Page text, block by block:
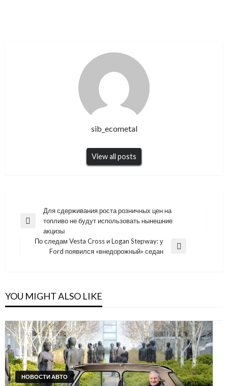
sib_ecometal
View all posts
Навигация
по
записям
Previous
Для сдерживания роста розничных цен на
топливо не будут использовать нынешние
акцизы
По следам Vesta Cross и Logan Stepway: у
Ford появился «внедорожный» седан
YOU MIGHT ALSO LIKE
НОВОСТИ АВТО